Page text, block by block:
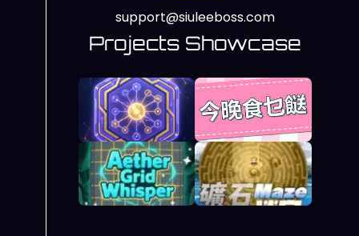
support@siuleeboss.com
Projects Showcase